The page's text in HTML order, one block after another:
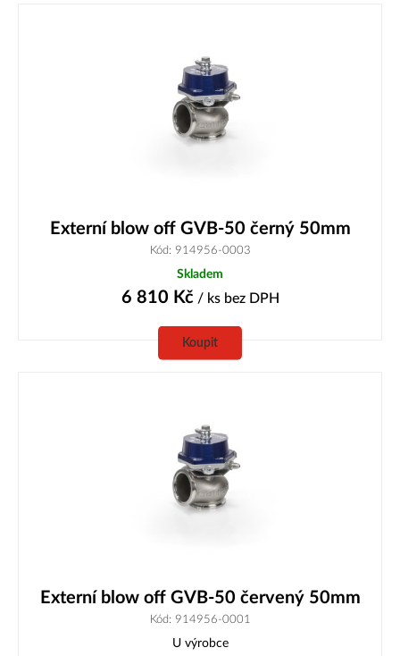
Externí blow off GVB-50 černý 50mm
Kód: 914956-0003
Skladem
6 810 Kč/ ks bez DPH
Koupit
Externí blow off GVB-50 červený 50mm
Kód: 914956-0001
U výrobce